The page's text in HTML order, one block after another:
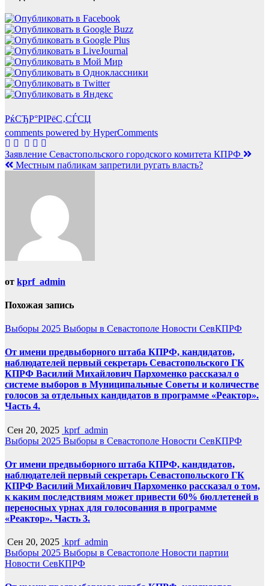
РќСЂР°РІРёС‚СЃСЏ
comments powered by HyperComments
Навигация
по
Заявление Севастопольского городского комитета КПРФ
Местным пабликам запретили ругать власть?
от kprf_admin
Похожая запись
Выборы 2025 Выборы в Севастополе Новости СевКПРФ
От имени предвыборного штаба КПРФ, кандидатов,
наблюдателей первый секретарь Севастопольского ГК
КПРФ Василий Михайлович Пархоменко рассказал о
системе выборов в Муниципальные Советы и количестве
голосов за отдельных кандидатов в программе «Реактор».
Часть 4.
Сен 20, 2025 kprf_admin
Выборы 2025 Выборы в Севастополе Новости СевКПРФ
От имени предвыборного штаба КПРФ, кандидатов,
наблюдателей первый секретарь Севастопольского ГК
КПРФ Василий Михайлович Пархоменко рассказал о том,
к каким последствиям может привести 60% бюллетеней в
переносных урнах для голосования в программе
«Реактор». Часть 3.
Сен 20, 2025 kprf_admin
Выборы 2025 Выборы в Севастополе Новости партии
Новости СевКПРФ